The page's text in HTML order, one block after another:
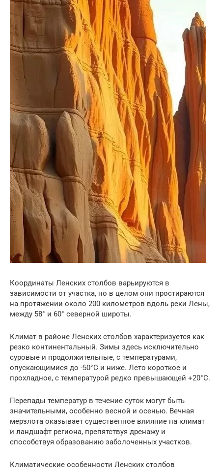
Координаты Ленских столбов варьируются в
зависимости от участка, но в целом они простираются
на протяжении около 200 километров вдоль реки Лены,
между 58° и 60° северной широты.
Климат в районе Ленских столбов характеризуется как
резко континентальный. Зимы здесь исключительно
суровые и продолжительные, с температурами,
опускающимися до -50°C и ниже. Лето короткое и
прохладное, с температурой редко превышающей +20°C.
Перепады температур в течение суток могут быть
значительными, особенно весной и осенью. Вечная
мерзлота оказывает существенное влияние на климат
и ландшафт региона, препятствуя дренажу и
способствуя образованию заболоченных участков.
Климатические особенности Ленских столбов